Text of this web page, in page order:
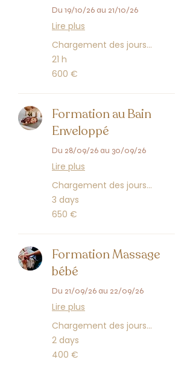
Du 19/10/26 au 21/10/26
Lire plus
Chargement des jours...
21 h
600
euros
600 €
Formation au Bain
Enveloppé
Du 28/09/26 au 30/09/26
Lire plus
Chargement des jours...
3 days
650
euros
650 €
Formation Massage
bébé
Du 21/09/26 au 22/09/26
Lire plus
Chargement des jours...
2 days
400
euros
400 €